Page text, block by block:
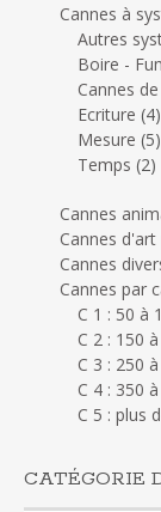
Cannes à
Autres
Boire -
Cannes
Ecriture (4)
Mesure (5)
Temps (2)
Cannes
Cannes
Cannes
Cannes par
C 1 : 50 à
C 2 : 150
C 3 : 250
C 4 : 350
C 5 : plus
CATÉGORIE